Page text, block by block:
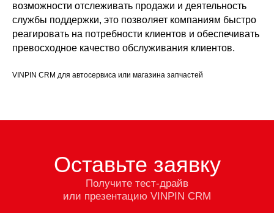
возможности отслеживать продажи и деятельность
службы поддержки, это позволяет компаниям быстро
реагировать на потребности клиентов и обеспечивать
превосходное качество обслуживания клиентов.
VINPIN CRM для автосервиса или магазина запчастей
Оставьте заявку
Получите тест-драйв
или презентацию VINPIN CRM